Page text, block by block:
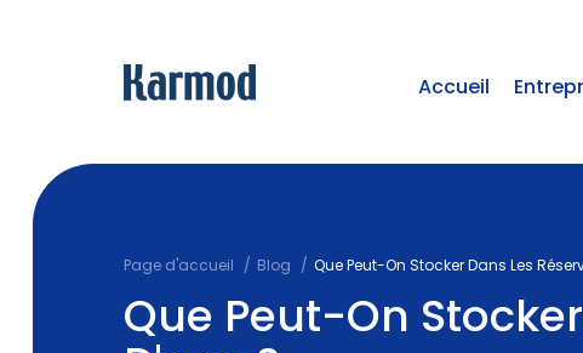
Accueil
Page d'accueil Blog Que Peut-On Stocker Dans Les
Que Peut-On